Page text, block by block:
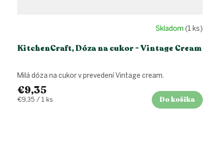
KitchenCraft, Dóza na cukor - Vintage Cream
Skladom (1 ks)
€9,35
Jednotková
€9,35 / 1 ks Do košíka
Milá dóza na cukor v prevedení Vintage cream.